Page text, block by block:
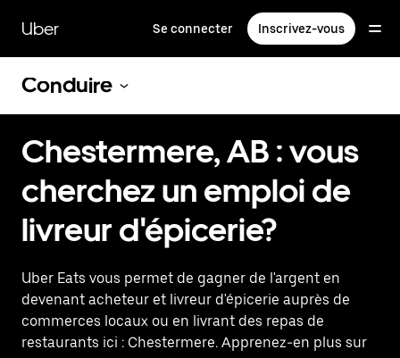
contenu
principal
Uber Se connecter Inscrivez-vous
Conduire
Chestermere, AB : vous
cherchez un emploi de
livreur d'épicerie?
Uber Eats vous permet de gagner de l'argent en
devenant acheteur et livreur d'épicerie auprès de
commerces locaux ou en livrant des repas de
restaurants ici : Chestermere. Apprenez-en plus sur